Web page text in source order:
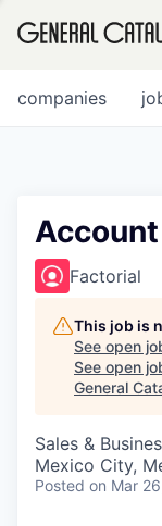
FUND
INSTITUTE
COMPANY
Content
companies
Factorial
This job is
See open
See open
General
Sales &
Mexico City,
Posted on Mar